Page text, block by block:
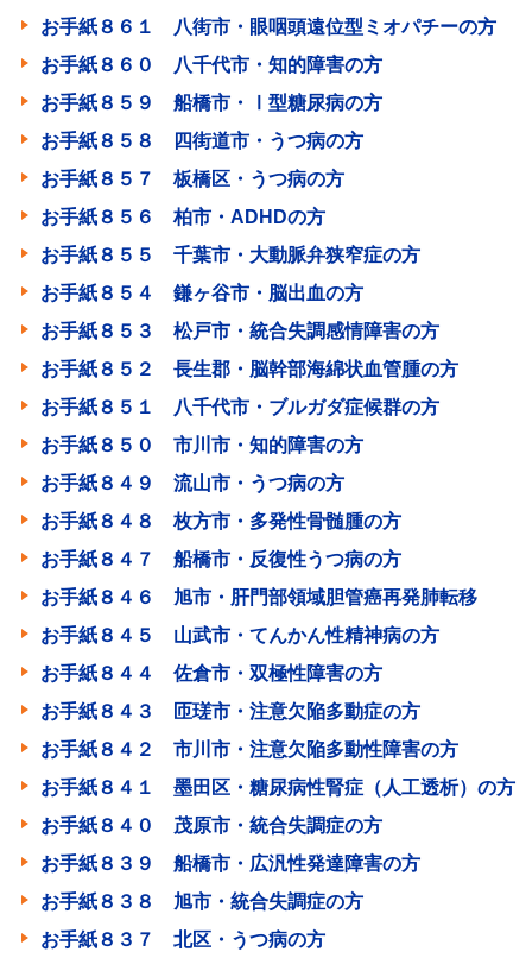
お手紙８６１ 八街市・眼咽頭遠位型ミオパチーの方
お手紙８６０ 八千代市・知的障害の方
お手紙８５９ 船橋市・Ⅰ型糖尿病の方
お手紙８５８ 四街道市・うつ病の方
お手紙８５７ 板橋区・うつ病の方
お手紙８５６ 柏市・ADHDの方
お手紙８５５ 千葉市・大動脈弁狭窄症の方
お手紙８５４ 鎌ヶ谷市・脳出血の方
お手紙８５３ 松戸市・統合失調感情障害の方
お手紙８５２ 長生郡・脳幹部海綿状血管腫の方
お手紙８５１ 八千代市・ブルガダ症候群の方
お手紙８５０ 市川市・知的障害の方
お手紙８４９ 流山市・うつ病の方
お手紙８４８ 枚方市・多発性骨髄腫の方
お手紙８４７ 船橋市・反復性うつ病の方
お手紙８４６ 旭市・肝門部領域胆管癌再発肺転移
お手紙８４５ 山武市・てんかん性精神病の方
お手紙８４４ 佐倉市・双極性障害の方
お手紙８４３ 匝瑳市・注意欠陥多動症の方
お手紙８４２ 市川市・注意欠陥多動性障害の方
お手紙８４１ 墨田区・糖尿病性腎症（人工透析）の方
お手紙８４０ 茂原市・統合失調症の方
お手紙８３９ 船橋市・広汎性発達障害の方
お手紙８３８ 旭市・統合失調症の方
お手紙８３７ 北区・うつ病の方